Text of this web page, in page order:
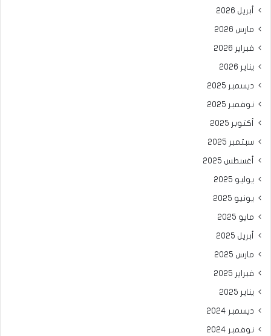
أبريل 2026
مارس 2026
فبراير 2026
يناير 2026
ديسمبر 2025
نوفمبر 2025
أكتوبر 2025
سبتمبر 2025
أغسطس 2025
يوليو 2025
يونيو 2025
مايو 2025
أبريل 2025
مارس 2025
فبراير 2025
يناير 2025
ديسمبر 2024
نوفمبر 2024